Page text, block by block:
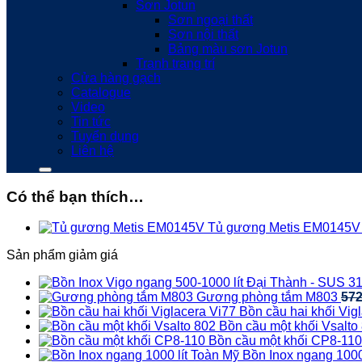
Sơn Jotun
Sơn ngoại thất
Sơn nội thất
Bảng màu sơn Jotun
Tranh trang trí
Cửa hàng gạch
Catalogue
Video
Tin tức
Tuyển dụng
Liên hệ
Có thể bạn thích…
Tủ gương Metis EM0145V
Sản phẩm giảm giá
Gương phòng tắm M803
Bồn cầu hai khối
Bồn cầu một khối Vsalto
Bồn cầu một khối CP8-110
Bồn Inox ngang